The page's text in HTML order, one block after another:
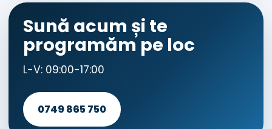
Sună acum și te
programăm pe loc
L-V: 09:00-17:00
0749 865 750